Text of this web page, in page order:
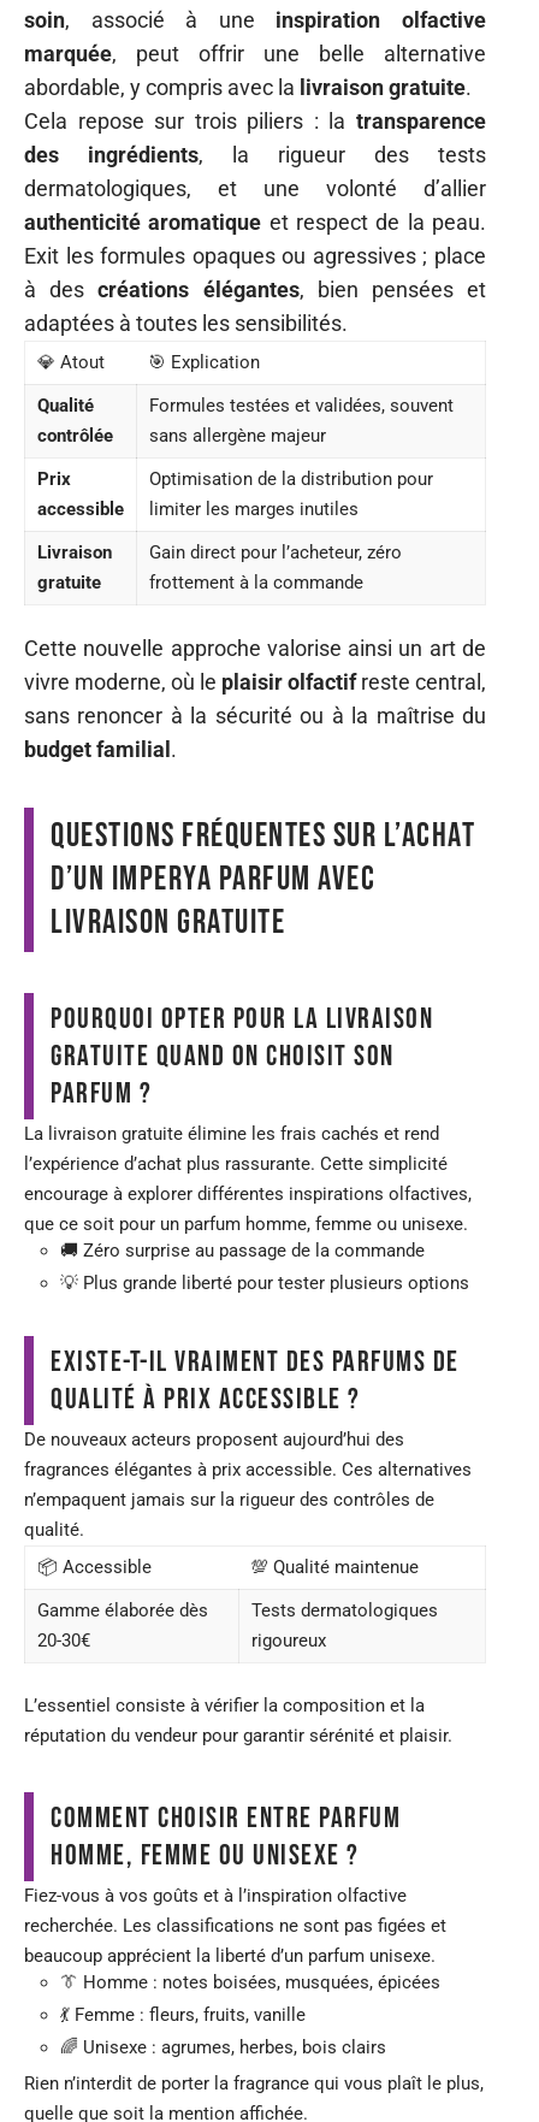
soin, associé à une inspiration olfactive
marquée, peut offrir une belle alternative
abordable, y compris avec la livraison gratuite.
Cela repose sur trois piliers : la transparence
des ingrédients, la rigueur des tests
dermatologiques, et une volonté d’allier
authenticité aromatique et respect de la peau.
Exit les formules opaques ou agressives ; place
à descréations élégantes, bien pensées et
adaptées à toutes les sensibilités.
💎 Atout
🎯 Explication
Qualité
contrôlée
Formules testées et validées, souvent
sans allergène majeur
Prix
accessible
Optimisation de la distribution pour
limiter les marges inutiles
Livraison
gratuite
Gain direct pour l’acheteur, zéro
frottement à la commande
Cette nouvelle approche valorise ainsi un art de
vivre moderne, où le plaisir olfactifreste central,
sans renoncer à la sécurité ou à la maîtrise du
budget familial .
Questions fréquentes sur l’achat
d’un imperya parfum avec
livraison gratuite
Pourquoi opter pour la livraison
gratuite quand on choisit son
parfum ?
La livraison gratuite élimine les frais cachés et rend
l’expérience d’achat plus rassurante. Cette simplicité
encourage à explorer différentes inspirations olfactives,
que ce soit pour un parfum homme, femme ou unisexe.
🚚 Zéro surprise au passage de la commande
💡 Plus grande liberté pour tester plusieurs options
Existe-t-il vraiment des parfums de
qualité à prix accessible ?
De nouveaux acteurs proposent aujourd’hui des
fragrances élégantes à prix accessible. Ces alternatives
n’empaquent jamais sur la rigueur des contrôles de
qualité.
📦 Accessible
💯 Qualité maintenue
Gamme élaborée dès
20-30€
Tests dermatologiques
rigoureux
L’essentiel consiste à vérifier la composition et la
réputation du vendeur pour garantir sérénité et plaisir.
Comment choisir entre parfum
homme, femme ou unisexe ?
Fiez-vous à vos goûts et à l’inspiration olfactive
recherchée. Les classifications ne sont pas figées et
beaucoup apprécient la liberté d’un parfum unisexe.
👔 Homme : notes boisées, musquées, épicées
💃 Femme : fleurs, fruits, vanille
🌈 Unisexe : agrumes, herbes, bois clairs
Rien n’interdit de porter la fragrance qui vous plaît le plus,
quelle que soit la mention affichée.